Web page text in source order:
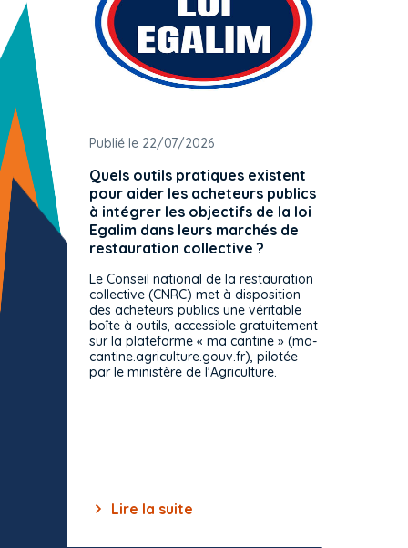
Publié le 22/07/2026
Quels outils pratiques existent
pour aider les acheteurs publics
à intégrer les objectifs de la loi
Egalim dans leurs marchés de
restauration collective ?
Le Conseil national de la restauration
collective (CNRC) met à disposition
des acheteurs publics une véritable
boîte à outils, accessible gratuitement
sur la plateforme « ma cantine » (ma-
cantine.agriculture.gouv.fr), pilotée
par le ministère de l'Agriculture.
Lire la suite